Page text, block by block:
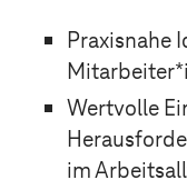
Praxisnahe
Wertvolle
im